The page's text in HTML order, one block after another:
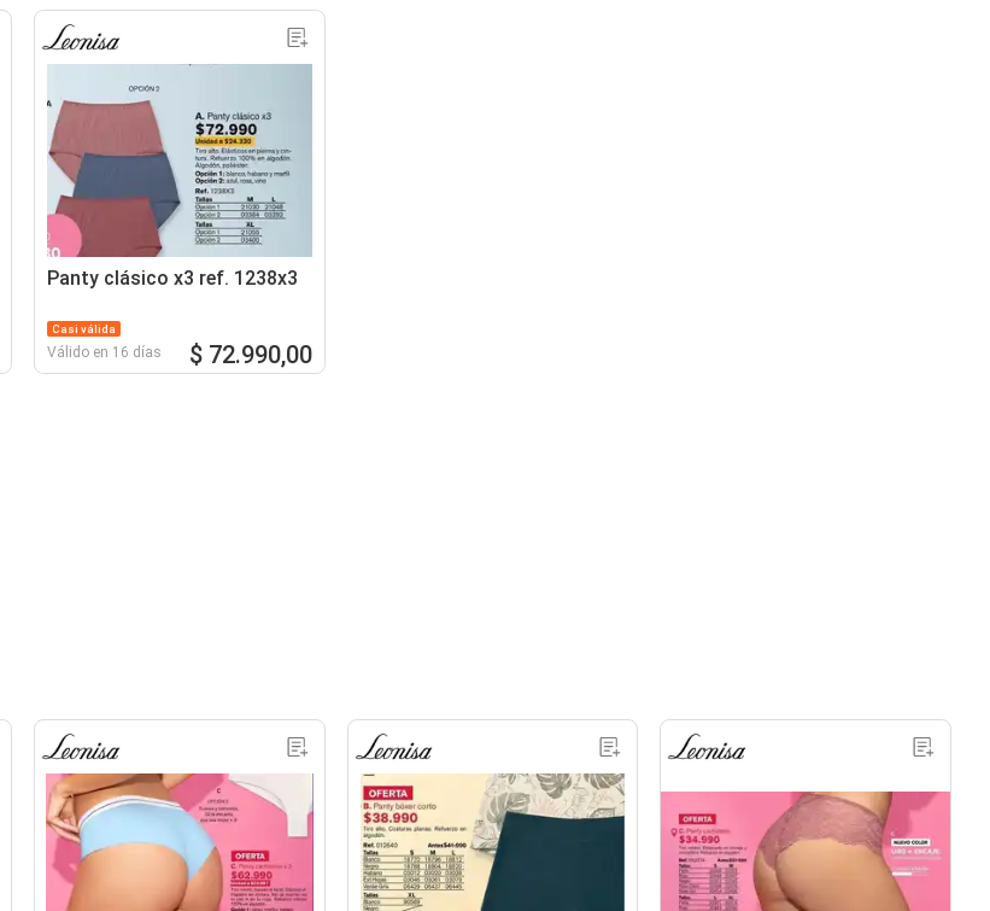
Panty clásico x3 ref. 1238x3
Casi válida
Válido en 16 días $ 72.990,00